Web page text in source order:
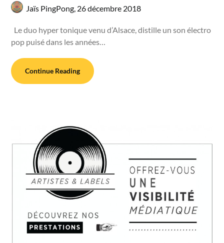
Jaïs PingPong, 26 décembre 2018
Le duo hyper tonique venu d’Alsace, distille un son électro
pop puisé dans les années…
Continue Reading